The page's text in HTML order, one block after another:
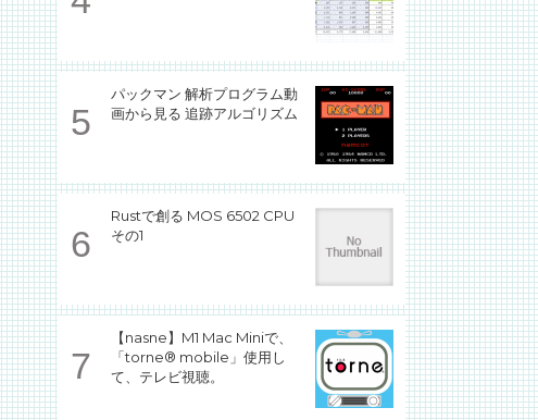
パックマン 解析プログラム動
画から見る 追跡アルゴリズム
Rustで創る MOS 6502 CPU
その1
【nasne】M1 Mac Miniで、
「torne® mobile」使用し
て、テレビ視聴。